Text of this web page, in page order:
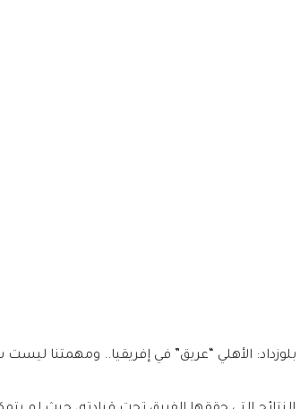
الأهلي “عريق” في إفريقيا.. ومهمتنا